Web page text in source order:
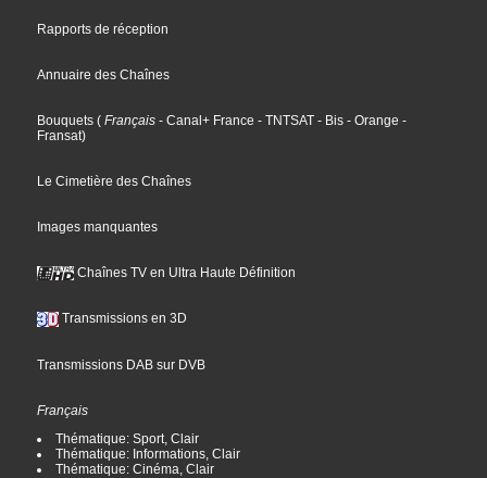
Rapports de réception
Annuaire des Chaînes
Bouquets ( Français - Canal+ France - TNTSAT - Bis - Orange -
Fransat)
Le Cimetière des Chaînes
Images manquantes
Chaînes TV en Ultra Haute Définition
Transmissions en 3D
Transmissions DAB sur DVB
Français
Thématique: Sport, Clair
Thématique: Informations, Clair
Thématique: Cinéma, Clair